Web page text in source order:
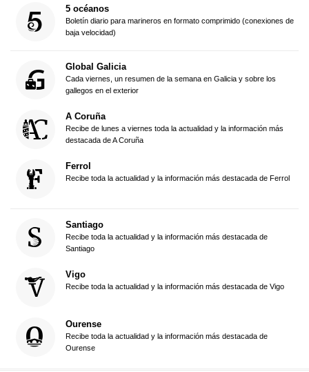
5 océanos
Boletín diario para marineros en formato comprimido (conexiones de
baja velocidad)
Global Galicia
Cada viernes, un resumen de la semana en Galicia y sobre los
gallegos en el exterior
A Coruña
Recibe de lunes a viernes toda la actualidad y la información más
destacada de A Coruña
Ferrol
Recibe toda la actualidad y la información más destacada de Ferrol
Santiago
Recibe toda la actualidad y la información más destacada de
Santiago
Vigo
Recibe toda la actualidad y la información más destacada de Vigo
Ourense
Recibe toda la actualidad y la información más destacada de
Ourense